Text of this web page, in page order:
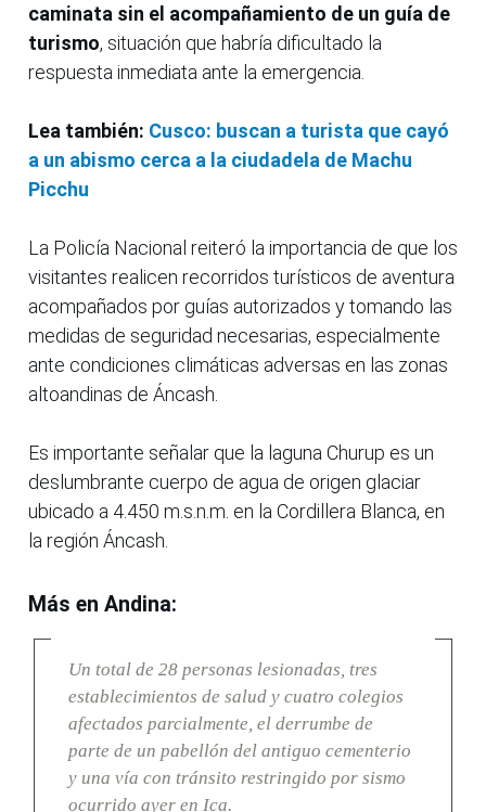
caminata sin el acompañamiento de un guía de
turismo, situación que habría dificultado la
respuesta inmediata ante la emergencia.
Lea también: Cusco: buscan a turista que cayó
a un abismo cerca a la ciudadela de Machu
Picchu
La Policía Nacional reiteró la importancia de que los
visitantes realicen recorridos turísticos de aventura
acompañados por guías autorizados y tomando las
medidas de seguridad necesarias, especialmente
ante condiciones climáticas adversas en las zonas
altoandinas de Áncash.
Es importante señalar que la laguna Churup es un
deslumbrante cuerpo de agua de origen glaciar
ubicado a 4.450 m.s.n.m. en la Cordillera Blanca, en
la región Áncash.
Más en Andina:
Un total de 28 personas lesionadas, tres
establecimientos de salud y cuatro colegios
afectados parcialmente, el derrumbe de
parte de un pabellón del antiguo cementerio
y una vía con tránsito restringido por sismo
ocurrido ayer en Ica.